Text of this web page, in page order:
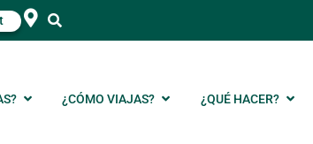
¿CÓMO VIAJAS? ¿QUÉ HACER?